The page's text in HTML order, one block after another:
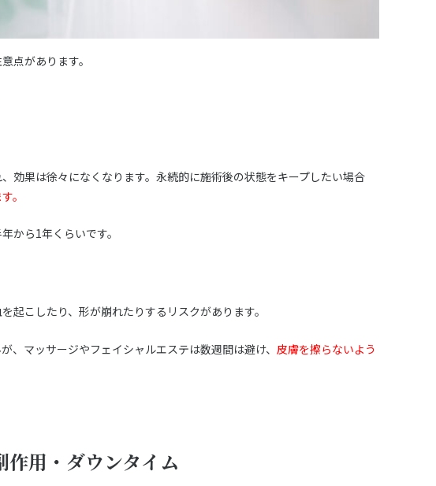
点があります。
効果は徐々になくなります。永続的に施術後の状態をキープしたい場合
。
から1年くらいです。
起こしたり、形が崩れたりするリスクがあります。
マッサージやフェイシャルエステは数週間は避け、 皮膚を擦らないよう
作用・ダウンタイム